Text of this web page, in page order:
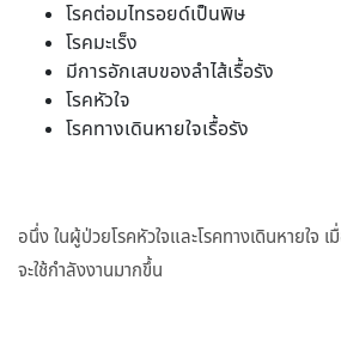
โรคต่อมไทรอยด์เป็นพิษ
โรคมะเร็ง
มีการอักเสบของลำไส้เรื้อรัง
โรคหัวใจ
โรคทางเดินหายใจเรื้อรัง
อนึ่ง ในผู้ป่วยโรคหัวใจและโรคทางเดินหายใจ
จะใช้กำลังงานมากขึ้น